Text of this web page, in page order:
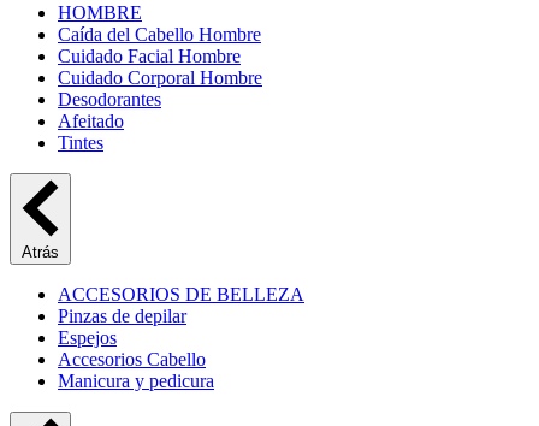
HOMBRE
Caída del Cabello Hombre
Cuidado Facial Hombre
Cuidado Corporal Hombre
Desodorantes
Afeitado
Tintes
Atrás
ACCESORIOS DE BELLEZA
Pinzas de depilar
Espejos
Accesorios Cabello
Manicura y pedicura